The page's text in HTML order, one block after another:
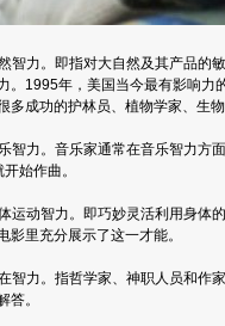
。即指对大自然及其产品的敏
。1995年，美国当今最有影响力
多成功的护林员、植物学家、生
。音乐家通常在音乐智力方面
始作曲。
智力。即巧妙灵活利用身体的
影里充分展示了这一才能。
。指哲学家、神职人员和作家
答。